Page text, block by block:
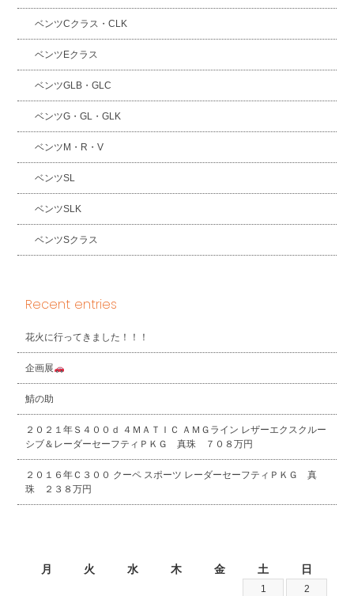
ベンツCクラス・CLK
ベンツEクラス
ベンツGLB・GLC
ベンツG・GL・GLK
ベンツM・R・V
ベンツSL
ベンツSLK
ベンツSクラス
Recent entries
花火に行ってきました！！！
企画展
鯖の助
２０２１年Ｓ４００ｄ ４ＭＡＴＩＣ ＡＭＧライン レザーエクスクルー
シブ＆レーダーセーフティＰＫＧ 真珠 ７０８万円
２０１６年Ｃ３００ クーペ スポーツ レーダーセーフティＰＫＧ 真
珠 ２３８万円
月 火 水 木 金 土 日
1 2